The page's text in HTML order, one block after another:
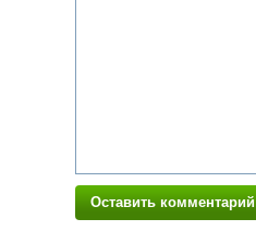
Оставить комментарий